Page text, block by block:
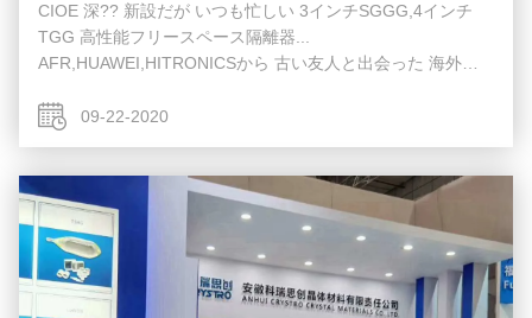
CIOE 深?? 新設だが いつも忙しい 3インチSGGG,4インチ
TGG 高性能フリースペース隔離器...
AFR,HUAWEI,HITRONICSから 古い友人と出会った 海外の
09-22-2020